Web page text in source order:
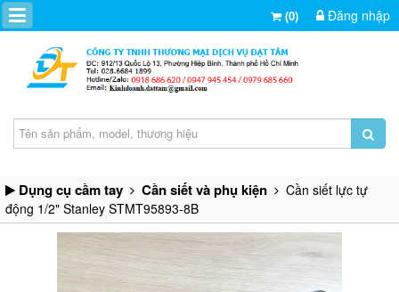
(0) Đăng nhập
Dụng cụ cầm tay Cần siết và phụ kiện
Cần siết lực tự
động 1/2" Stanley STMT95893-8B